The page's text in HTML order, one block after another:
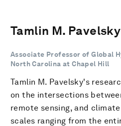
Tamlin M. Pavelsky
Associate Professor of Global
North Carolina at Chapel Hill
Tamlin M. Pavelsky's
on the intersections
remote sensing, and
scales ranging from the